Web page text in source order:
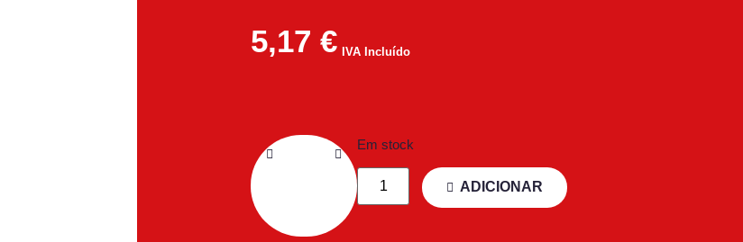
5,17 € IVA Incluído
Em stock
ADICIONAR